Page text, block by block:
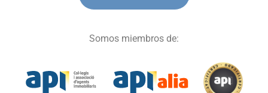
Somos miembros de: